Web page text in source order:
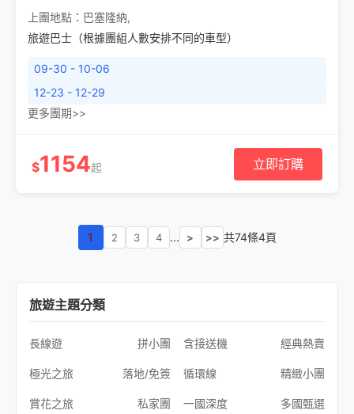
上團地點： 巴塞隆納,
旅遊巴士（根據團組人數安排不同的車型）
09-30 - 10-06
12-23 - 12-29
更多團期>>
$1154起 立即訂購
1 2 3 4 ... > >> 共74條4頁
旅遊主題分類
長線遊 拼小團 含接送機 經典熱賣
極光之旅 落地/免簽 循環線 精緻小團
賞花之旅 私家團 一國深度 多國甄選